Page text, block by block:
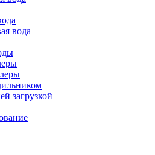
вода
загрузкой